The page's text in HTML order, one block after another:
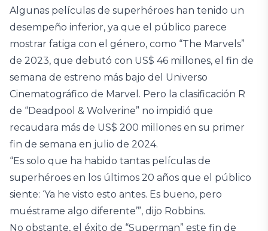
Algunas películas de superhéroes han tenido un
desempeño inferior, ya que el público parece
mostrar fatiga con el género, como “The Marvels”
de 2023, que debutó con US$ 46 millones, el fin de
semana de estreno más bajo del Universo
Cinematográfico de Marvel. Pero la clasificación R
de “Deadpool & Wolverine” no impidió que
recaudara más de US$ 200 millones en su primer
fin de semana en julio de 2024.
“Es solo que ha habido tantas películas de
superhéroes en los últimos 20 años que el público
siente: ‘Ya he visto esto antes. Es bueno, pero
muéstrame algo diferente’”, dijo Robbins.
No obstante, el éxito de “Superman” este fin de